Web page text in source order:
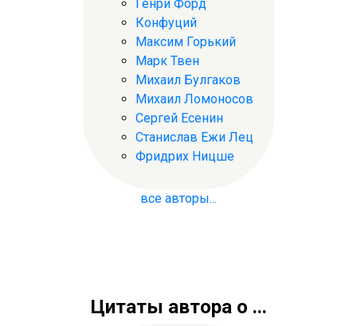
Генри Форд
Конфуций
Максим Горький
Марк Твен
Михаил Булгаков
Михаил Ломоносов
Сергей Есенин
Станислав Ежи Лец
Фридрих Ницше
все авторы...
Цитаты автора о ...